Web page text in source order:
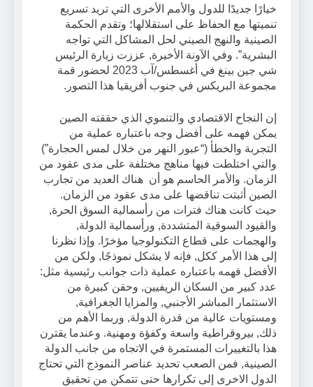
خيارًا جديدًا للدول والأمم الأخرى التي تريد تسريع
تنميتها مع الحفاظ على استقلالها؛ وتقدم الحكمة
الصينية والنهج الصيني لحل المشاكل التي تواجه
البشرية”. وفي الآونة الأخيرة, عززت زيارة الرئيس
شي جين بينغ في أغسطس/آب 2023 لحضور قمة
مجموعة البريكس في جنوب أفريقيا هذا التصور.
إن النجاح الاقتصادي والتنموي الذي حققته الصين
يمكن فهمه على أفضل وجه باعتباره عملية من
التجربة والخطأ (“عبور النهر من خلال لمس الحجارة”)
والتي اختلطت فيها مناهج مختلفة على مدى عقود من
الزمان. والأمر الحاسم هو أن هناك العديد من تجارب
الصين أثبتت تناقضها على مدى عقود من الزمان.
حيث كانت هناك فترات من رأسمالية السوق الحرة,
والقيود السوقية المتشددة, ورأسمالية الدولة,
والهجمات على قطاع التكنولوجيا مؤخرًا. وإذا نظرنا
إلى هذا الأمر ككل, فإنه لا يشكل نموذجًا, ولكن من
الأفضل فهمه باعتباره عملية ذات جوانب رئيسية مثل:
عدد كبير من السكان الريفيين, وحقن كبيرة من
الاستثمار المباشر الأجنبي, والمزايا الجغرافية,
ومستويات عالية من قدرة الدولة, وربما الأهم من
ذلك, بيروقراطية واسعة وكفؤة ومهنية. وعندما يقترن
هذا بالتغييرات المستمرة في الاتجاه من جانب الدولة
الصينية, فمن الصعب تحديد عناصر النموذج التي تحتاج
الدول الاخرى إلى تكرارها حتى تتمكن من تحقيق